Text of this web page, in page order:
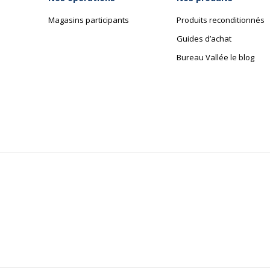
Magasins participants
Produits reconditionnés
Guides d’achat
Bureau Vallée le blog